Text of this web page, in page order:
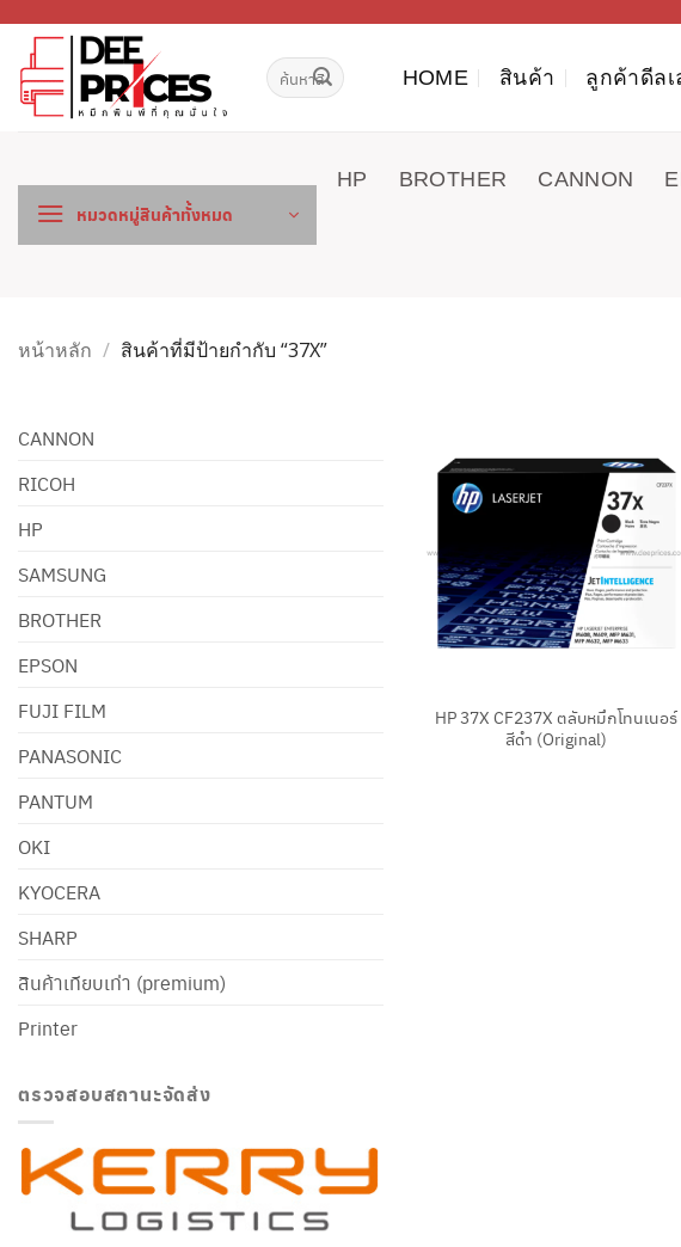
เนื้อหา
ค้นหา: HOME สินค้า ลูกค้าดีลเ
หมวดหมู่สินค้าทั้งหมด
HP BROTHER CANNON
หน้าหลัก / สินค้าที่มีป้ายกำกับ “37X”
CANNON
RICOH
HP
SAMSUNG
BROTHER
EPSON
FUJI FILM
PANASONIC
PANTUM
OKI
KYOCERA
SHARP
สินค้าเทียบเท่า (premium)
Printer
ตรวจสอบสถานะจัดส่ง
HP 37X CF237X ตลับหมึกโทนเนอร์
สีดำ (Original)